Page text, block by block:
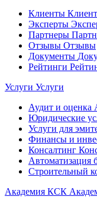
Клиенты
Эксперты
Партнеры
Отзывы Отзывы
Документы
Рейтинги
Услуги Услуги
Аудит и оценка
Юридические
Услуги для
Финансы и
Консалтинг
Автоматизация
Строительный
Академия КСК